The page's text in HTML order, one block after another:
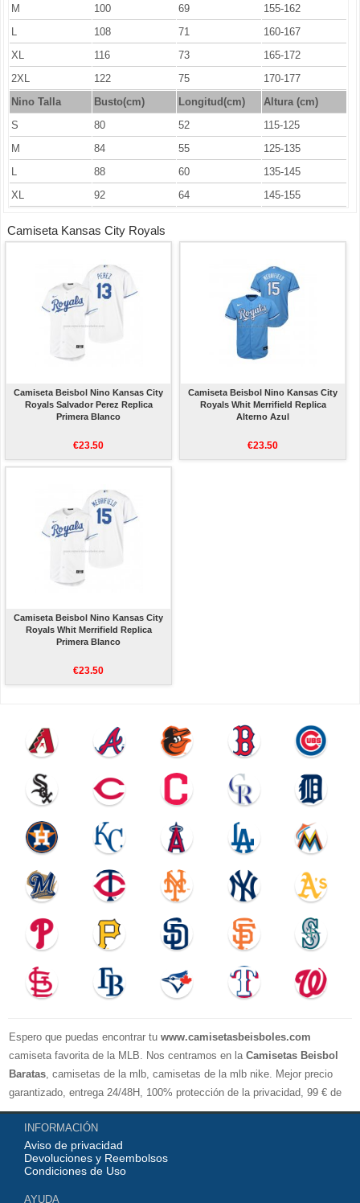
M
100 69
155-162
L
108 71
160-167
XL
116 73
165-172
2XL
122 75
170-177
Nino Talla
Busto(cm) Longitud(cm)
Altura (cm)
S
80 52
115-125
M
84 55
125-135
L
88 60
135-145
XL
92 64 145-155
Camiseta Kansas City Royals
Camiseta Beisbol Nino Kansas City
Royals Salvador Perez Replica
Primera Blanco
€23.50
Camiseta Beisbol Nino Kansas City
Royals Whit Merrifield Replica
Alterno Azul
€23.50
Camiseta Beisbol Nino Kansas City
Royals Whit Merrifield Replica
Primera Blanco
€23.50
Espero que puedas encontrar tu www.camisetasbeisboles.com
camiseta favorita de la MLB. Nos centramos en la Camisetas Beisbol
Baratas, camisetas de la mlb, camisetas de la mlb nike. Mejor precio
garantizado, entrega 24/48H, 100% protección de la privacidad, 99 € de
compra El envío es gratuito, asistencia para devoluciones y reembolsos,
no lo dude, no compre. Servicio cómodo y cortés, bienvenido a su
pedido.
INFORMACIÓN
Aviso de privacidad
Devoluciones y Reembolsos
Condiciones de Uso
AYUDA